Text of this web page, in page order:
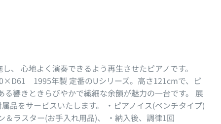
、 心地よく演奏できるよう再生させたピアノです。
1995年製 定番のUシリーズ。高さ121cmで、ピ
響きときらびやかで繊細な余韻が魅力の一台です。 展
品をサービスいたします。 ・ピアノイス(ベンチタイプ)
ラスター(お手入れ用品)、 ・納入後、調律1回